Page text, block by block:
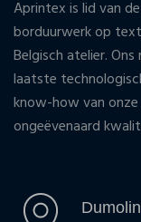
Aprintex is lid van
borduurwerk op
Belgisch atelier.
laatste
know-how van
ongeëvenaard